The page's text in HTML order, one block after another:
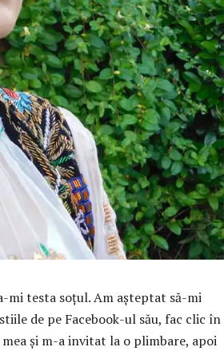
mi testa soțul. Am așteptat să-mi
de pe Facebook-ul său, fac clic în
și m-a invitat la o plimbare, apoi